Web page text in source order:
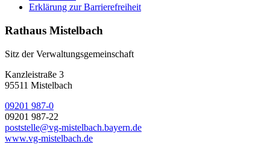
Erklärung zur Barrierefreiheit
Rathaus Mistelbach
Sitz der Verwaltungsgemeinschaft
Kanzleistraße 3
95511 Mistelbach
09201 987-0
09201 987-22
poststelle@vg-mistelbach.bayern.de
www.vg-mistelbach.de